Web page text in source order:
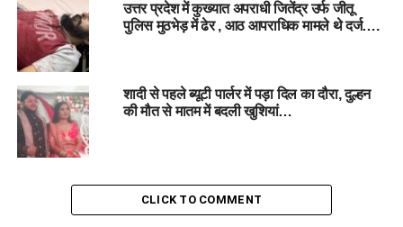
#Divorce, # Father, #Daughter, #SexualAssault,
#CourtSentence, #agra, #uttarpradesh
RELATED TOPICS: AGRA COURTSENTENCE
DAUGHTER
DIVORCE
FATHER SEXUALASSAULT UTTARPRADESH
UP NEXT
उत्तर प्रदेश में उप-चुनाव: ‘बंटेंगे तो कटेंगे’ बनाम ‘जुड़ेंगे तो जीतेंगे’ का
उत्तर प्रदेश में कुख्यात अपराधी जितेंद्र उर्फ जीतू
पुलिस मुठभेड़ में ढेर , आठ आपराधिक मामले थे दर्ज….
शादी से पहले ब्यूटी पार्लर में पड़ा दिल का दौरा, दुल्हन
की मौत से मातम में बदली खुशियां…
CLICK TO COMMENT